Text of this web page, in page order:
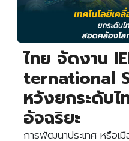
ไทย จัดงาน
ternational
หวังยกระดับไ
อัจฉริยะ
การพัฒนาประเทศ หรือเ